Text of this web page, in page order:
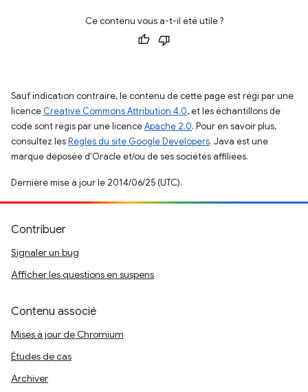
Ce contenu vous a-t-il été utile ?
Sauf indication contraire, le contenu de cette page est régi par une
licence Creative Commons Attribution 4.0, et les échantillons de
code sont régis par une licenceApache 2.0. Pour en savoir plus,
consultez lesRègles du site Google Developers. Java est une
marque déposée d'Oracle et/ou de ses sociétés affiliées.
Dernière mise à jour le 2014/06/25 (UTC).
Contribuer
Signaler un bug
Afficher les questions en suspens
Contenu associé
Mises à jour de Chromium
Études de cas
Archiver